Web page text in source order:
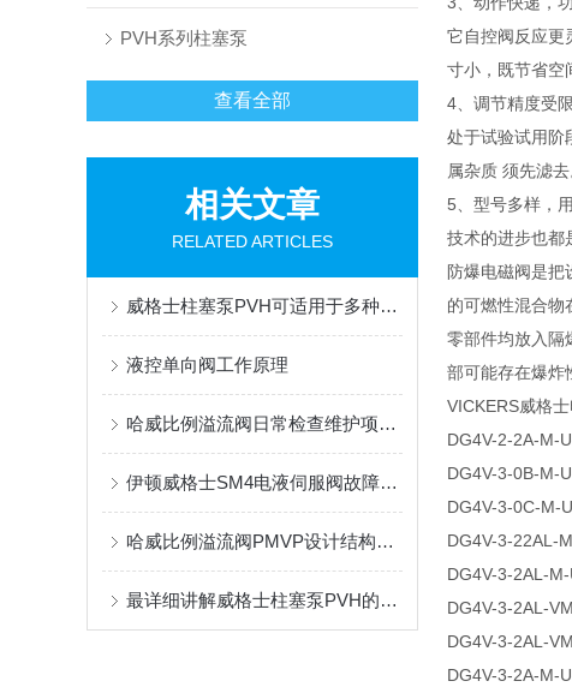
PVH系列柱塞泵
查看全部
相关文章
RELATED ARTICLES
威格士柱塞泵PVH可适用于多种介质传输
液控单向阀工作原理
哈威比例溢流阀日常检查维护项目有什么？
伊顿威格士SM4电液伺服阀故障、原因、排除
哈威比例溢流阀PMVP设计结构简单，更容易维护和安装
最详细讲解威格士柱塞泵PVH的优点与型号，一目了然
它自控阀反应更
寸小，既节省空
4、调节精度受
处于试验试用阶
属杂质 须先滤
5、型号多样，
技术的进步也都
防爆电磁阀是
的可燃性混合物
零部件均放入隔
部可能存在爆炸
VICKERS威格
DG4V-2-2A-M-
DG4V-3-0B-M-
DG4V-3-0C-M-
DG4V-3-22AL-
DG4V-3-2AL-
DG4V-3-2AL-
DG4V-3-2AL-
DG4V-3-2A-M-